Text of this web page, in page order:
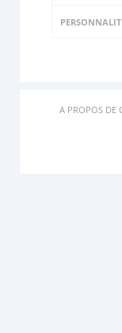
A PROPOS DE